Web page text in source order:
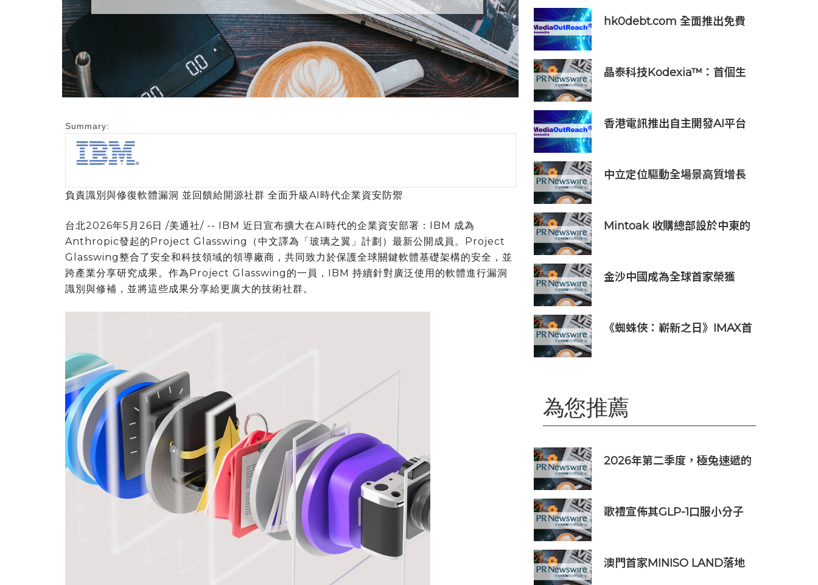
Summary:
負責識別與修復軟體漏洞 並回饋給開源社群 全面升級AI時代企業資安防禦
台北2026年5月26日 /美通社/ -- IBM 近日宣布擴大在AI時代的企業資安部署：IBM 成為
Anthropic發起的Project Glasswing（中文譯為「玻璃之翼」計劃）最新公開成員。Project
Glasswing整合了安全和科技領域的領導廠商，共同致力於保護全球關鍵軟體基礎架構的安全，並
跨產業分享研究成果。作為Project Glasswing的一員，IBM 持續針對廣泛使用的軟體進行漏洞
識別與修補，並將這些成果分享給更廣大的技術社群。
hk0debt.com 全面推出免費
晶泰科技Kodexia™：首個生
PCC確認階段
香港電訊推出自主開發AI平台
AI」
中立定位驅動全場景高質增長
Mintoak 收購總部設於中東的
金沙中國成為全球首家榮獲
《蜘蛛俠：嶄新之日》IMAX首
為您推薦
2026年第二季度，極兔速遞的
歌禮宣佈其GLP-1口服小分子
分子GLP-1/GIP/胰澱素固定劑
量復方制劑的積極臨床前數據
澳門首家MINISO LAND落地